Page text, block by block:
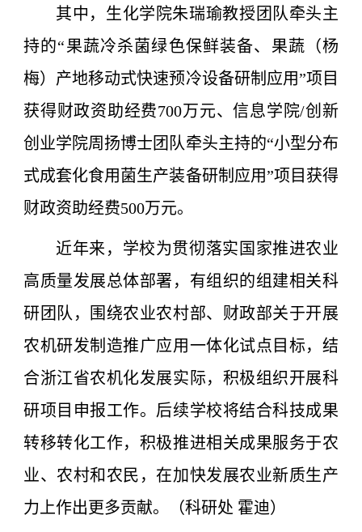
其中，生化学院朱瑞瑜教授团队牵头主
持的“果蔬冷杀菌绿色保鲜装备、果蔬（杨
梅）产地移动式快速预冷设备研制应用”项目
获得财政资助经费700万元、信息学院/创新
创业学院周扬博士团队牵头主持的“小型分布
式成套化食用菌生产装备研制应用”项目获得
财政资助经费500万元。
近年来，学校为贯彻落实国家推进农业
高质量发展总体部署，有组织的组建相关科
研团队，围绕农业农村部、财政部关于开展
农机研发制造推广应用一体化试点目标，结
合浙江省农机化发展实际，积极组织开展科
研项目申报工作。后续学校将结合科技成果
转移转化工作，积极推进相关成果服务于农
业、农村和农民，在加快发展农业新质生产
力上作出更多贡献。（科研处 霍迪）